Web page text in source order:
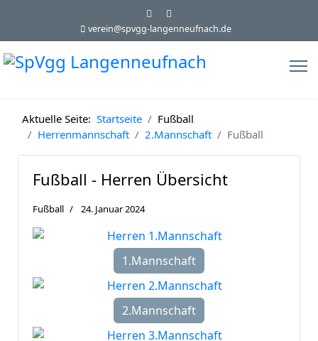
verein@spvgg-langenneufnach.de
Aktuelle Seite: Startseite
Fußball
Herrenmannschaft
2.Mannschaft Fußball
Fußball - Herren Übersicht
Fußball 24. Januar 2024
1.Mannschaft
2.Mannschaft